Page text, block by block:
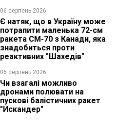
06 серпень 2026
Є натяк, що в Україну може
потрапити маленька 72-см
ракета CM-70 з Канади, яка
знадобиться проти
реактивних "Шахедів"
06 серпень 2026
Чи взагалі можливо
дронами полювати на
пускові балістичних ракет
"Искандер"